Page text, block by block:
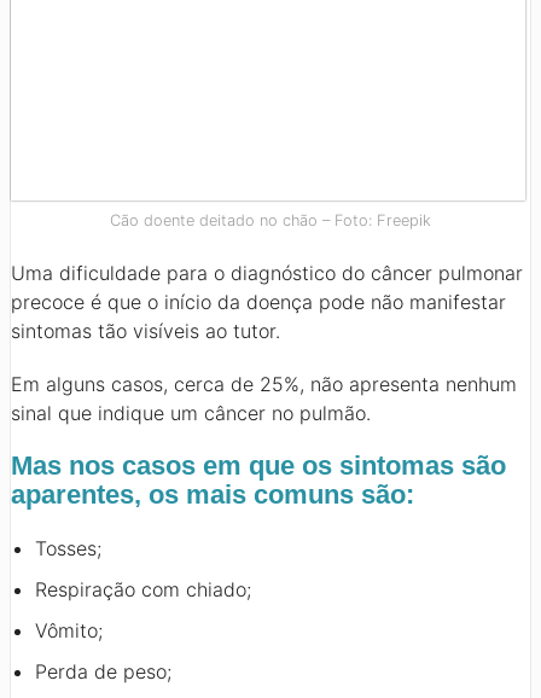
Cão doente deitado no chão – Foto: Freepik
Uma dificuldade para o diagnóstico do câncer pulmonar
precoce é que o início da doença pode não manifestar
sintomas tão visíveis ao tutor.
Em alguns casos, cerca de 25%, não apresenta nenhum
sinal que indique um câncer no pulmão.
Mas nos casos em que os sintomas são
aparentes, os mais comuns são:
Tosses;
Respiração com chiado;
Vômito;
Perda de peso;